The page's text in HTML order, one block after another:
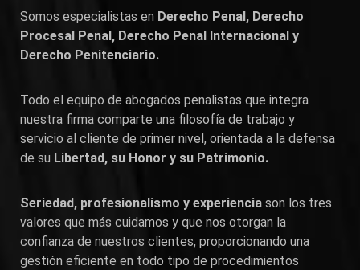
Somos especialistas en Derecho Penal, Derecho
Procesal Penal, Derecho Penal Internacional y
Derecho Penitenciario.
Todo el equipo de abogados penalistas que integra
nuestra firma comparte una filosofía de trabajo y
servicio al cliente de primer nivel, orientada a la defensa
de su Libertad, su Honor y su Patrimonio.
Seriedad, profesionalismo y experiencia son los tres
valores que más cuidamos y que nos otorgan la
confianza de nuestros clientes, proporcionando una
gestión eficiente en todo tipo de procedimientos